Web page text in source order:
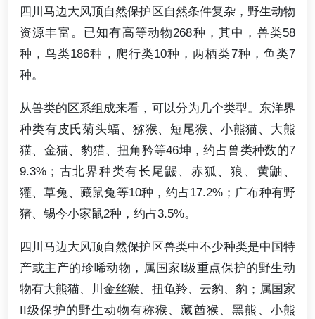
四川马边大风顶自然保护区自然条件复杂，野生动物
资源丰富。已知有高等动物268种，其中，兽类58
种，鸟类186种，爬行类10种，两栖类7种，鱼类7
种。
从兽类的区系组成来看，可以分为几个类型。东洋界
种类有皮氏菊头蝠、猕猴、短尾猴、小熊猫、大熊
猫、金猫、豹猫、扭角矜等46坤，约占兽类种数的7
9.3%；古北界种类有长尾鼹、赤狐、狼、黄鼬、
獾、草兔、藏鼠兔等10种，约占17.2%；广布种有野
猪、锡今小家鼠2种，约占3.5%。
四川马边大风顶自然保护区兽类中不少种类是中国特
产或主产的珍唏动物，属国家I级重点保护的野生动
物有大熊猫、川金丝猴、扭龟羚、云豹、豹；属国家
II级保护的野生动物有称猴、藏酋猴、黑熊、小熊